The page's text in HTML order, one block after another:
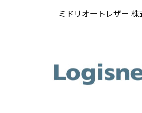
ミドリオートレザー 株